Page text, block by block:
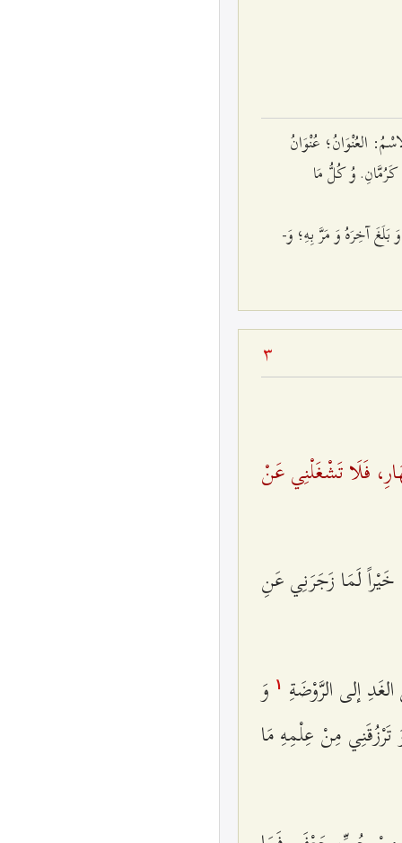
العُنْوَانُ؛ عُنْوَانُ
كَرُمَّانِ. وُ كُلُّ مَا
بَلَغَ آخِرَهُ وَ مَرَّ بِهِ؛ وَ-
3
فَلَا تَشْغَلْنِي عَنْ
لَمَا زَجَرَنِي عَنِ
إلى الرَّوْضَةِ ۱ وَ
مِنْ عِلْمِهِ مَا